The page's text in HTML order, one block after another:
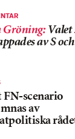
Gröning: Valet
av S
FN-scenario
av